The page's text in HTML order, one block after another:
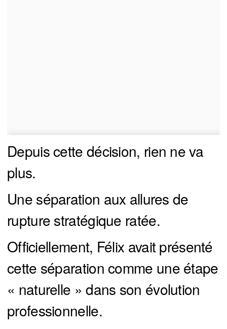
Depuis cette décision, rien ne va
plus.
Une séparation aux allures de
rupture stratégique ratée.
Officiellement, Félix avait présenté
cette séparation comme une étape
« naturelle » dans son évolution
professionnelle.